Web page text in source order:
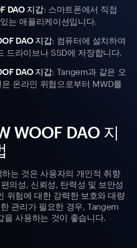
DAO 지갑: 스마트폰에서 직접
는 애플리케이션입니다.
DAO 지갑: 컴퓨터에 설치하여
드라이브나 SSD에 저장합니다.
DAO 지갑: Tangem과 같은 오
온라인 위협으로부터 MWD를
WOOF DAO 지
는 것은 사용자의 개인적 취향
의성, 신뢰성, 탄력성 및 보안성
위험에 대한 강력한 보호와 대량
관리가 필요한 경우, Tangem
을 사용하는 것이 좋습니다.